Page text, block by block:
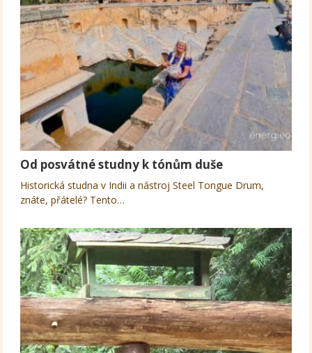
Od posvátné studny k tónům duše
Historická studna v Indii a nástroj Steel Tongue Drum,
znáte, přátelé? Tento…